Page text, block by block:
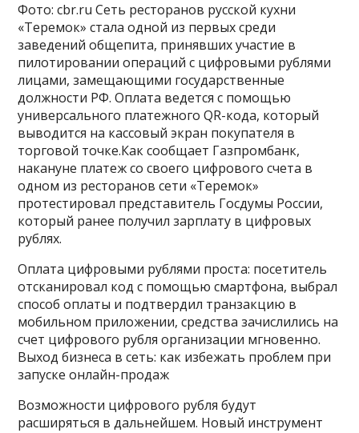
Фото: cbr.ru Сеть ресторанов русской кухни
«Теремок» стала одной из первых среди
заведений общепита, принявших участие в
пилотировании операций с цифровыми рублями
лицами, замещающими государственные
должности РФ. Оплата ведется с помощью
универсального платежного QR-кода, который
выводится на кассовый экран покупателя в
торговой точке.Как сообщает Газпромбанк,
накануне платеж со своего цифрового счета в
одном из ресторанов сети «Теремок»
протестировал представитель Госдумы России,
который ранее получил зарплату в цифровых
рублях.
Оплата цифровыми рублями проста: посетитель
отсканировал код с помощью смартфона, выбрал
способ оплаты и подтвердил транзакцию в
мобильном приложении, средства зачислились на
счет цифрового рубля организации мгновенно.
Выход бизнеса в сеть: как избежать проблем при
запуске онлайн-продаж
Возможности цифрового рубля будут
расширяться в дальнейшем. Новый инструмент